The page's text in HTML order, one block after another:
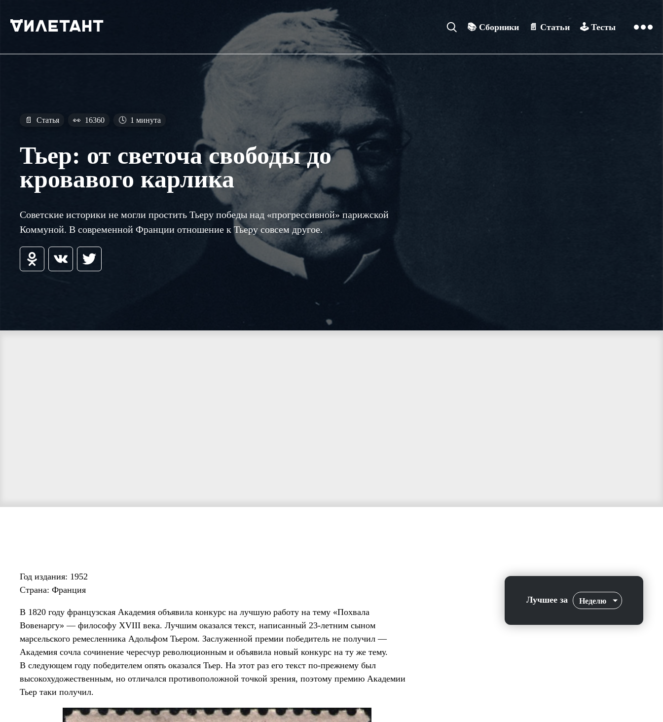
📚 Сборники 📄 Статьи 🕹️ Тесты
📄 Статья 👀 16360 🕓 1 минута
Тьер: от светоча свободы до
кровавого карлика
Советские историки не могли простить Тьеру победы над «прогрессивной» парижской
Коммуной. В современной Франции отношение к Тьеру совсем другое.
Год издания: 1952
Страна: Франция
В 1820 году французская Академия объявила конкурс на лучшую работу на тему «Похвала
Вовенаргу» — философу XVIII века. Лучшим оказался текст, написанный 23-летним сыном
марсельского ремесленника Адольфом Тьером. Заслуженной премии победитель не получил —
Академия сочла сочинение чересчур революционным и объявила новый конкурс на ту же тему.
В следующем году победителем опять оказался Тьер. На этот раз его текст по-прежнему был
высокохудожественным, но отличался противоположной точкой зрения, поэтому премию Академии
Тьер таки получил.
Лучшее за Неделю